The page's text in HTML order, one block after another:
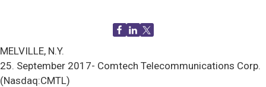
MELVILLE, N.Y.
25. September 2017- Comtech Telecommunications Corp.
(Nasdaq:CMTL)